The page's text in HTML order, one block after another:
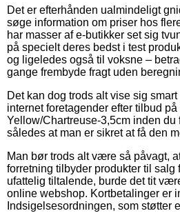
Det er efterhånden ualmindeligt
søge information om priser hos
har masser af e-butikker set sig
på specielt deres bedst i test
og ligeledes også til voksne –
gange frembyde fragt uden
Det kan dog trods alt vise sig
internet foretagender efter tilbud
Yellow/Chartreuse-3,5cm inden
således at man er sikret at få den
Man bør trods alt være så påvagt,
forretning tilbyder produkter til salg
ufattelig tiltalende, burde det tit
online webshop. Kortbetalinger er
Indsigelsesordningen, som støtter